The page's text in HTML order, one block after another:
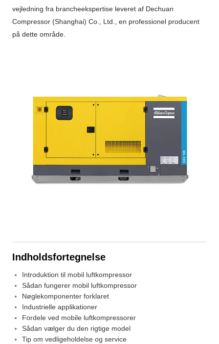
vejledning fra brancheekspertise leveret af Dechuan
Compressor (Shanghai) Co., Ltd., en professionel producent
på dette område.
Indholdsfortegnelse
Introduktion til mobil luftkompressor
Sådan fungerer mobil luftkompressor
Nøglekomponenter forklaret
Industrielle applikationer
Fordele ved mobile luftkompressorer
Sådan vælger du den rigtige model
Tip om vedligeholdelse og service